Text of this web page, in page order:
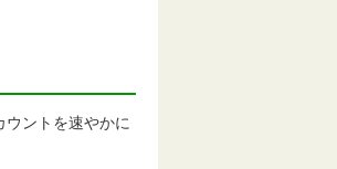
ントを速やかに